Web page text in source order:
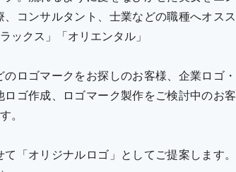
コンサルタント、士業などの職種へオスス
ックス」「オリエンタル」
ロゴマークをお探しのお客様、企業ロゴ・
ゴ作成、ロゴマーク製作をご検討中のお客
。
「オリジナルロゴ」としてご提案します。